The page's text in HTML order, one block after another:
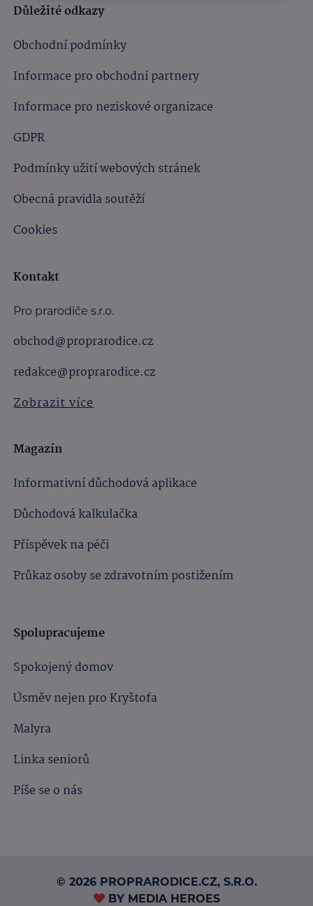
Důležité odkazy
Obchodní podmínky
Informace pro obchodní partnery
Informace pro neziskové organizace
GDPR
Podmínky užití webových stránek
Obecná pravidla soutěží
Cookies
Kontakt
Pro prarodiče s.r.o.
obchod@proprarodice.cz
redakce@proprarodice.cz
Zobrazit více
Magazín
Informativní důchodová aplikace
Důchodová kalkulačka
Příspěvek na péči
Průkaz osoby se zdravotním postižením
Spolupracujeme
Spokojený domov
Úsměv nejen pro Kryštofa
Malyra
Linka seniorů
Píše se o nás
© 2026 PROPRARODICE.CZ, S.R.O.
BY MEDIA HEROES